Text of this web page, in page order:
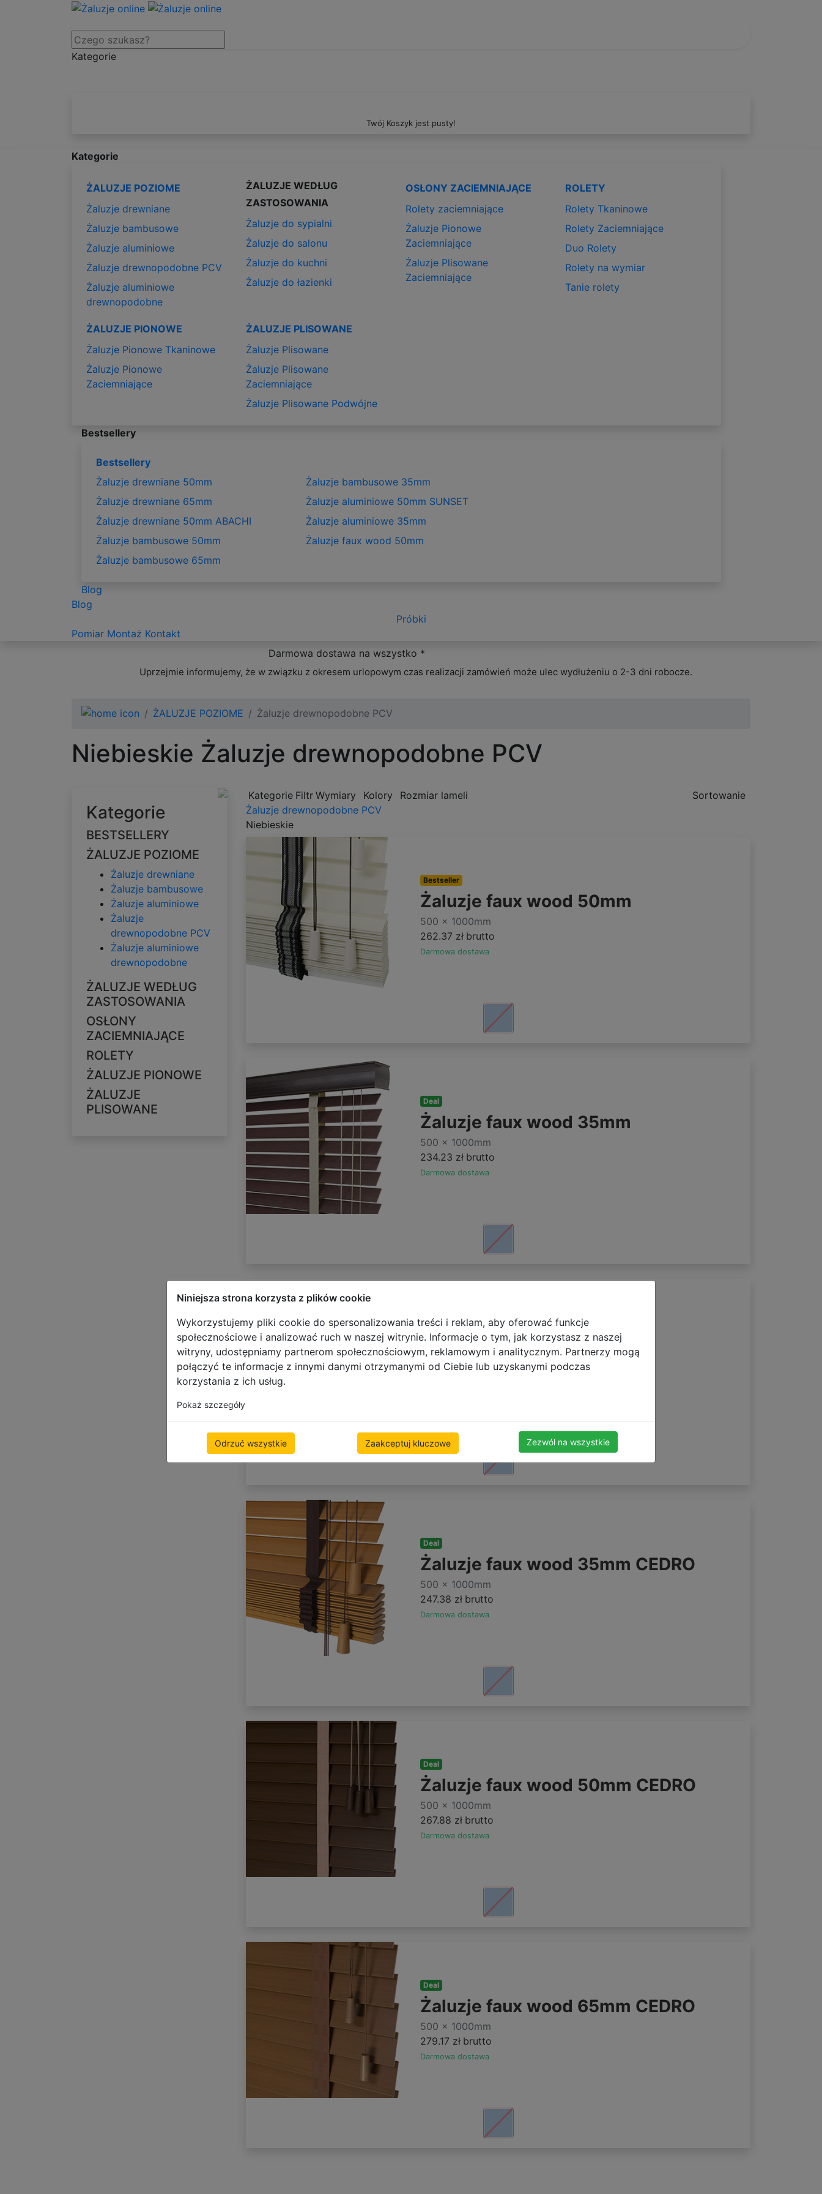
Niniejsza strona korzysta z plików cookie
Wykorzystujemy pliki cookie do spersonalizowania treści i reklam, aby oferować funkcje
społecznościowe i analizować ruch w naszej witrynie. Informacje o tym, jak korzystasz z naszej
witryny, udostępniamy partnerom społecznościowym, reklamowym i analitycznym. Partnerzy mogą
połączyć te informacje z innymi danymi otrzymanymi od Ciebie lub uzyskanymi podczas
korzystania z ich usług.
Pokaż szczegóły
Odrzuć wszystkie Zaakceptuj kluczowe Zezwól na wszystkie
Kategorie
Twój Koszyk jest pusty!
Kategorie
ŻALUZJE POZIOME
Żaluzje drewniane
Żaluzje bambusowe
Żaluzje aluminiowe
Żaluzje drewnopodobne PCV
Żaluzje aluminiowe
drewnopodobne
ŻALUZJE WEDŁUG
ZASTOSOWANIA
Żaluzje do sypialni
Żaluzje do salonu
Żaluzje do kuchni
Żaluzje do łazienki
OSŁONY ZACIEMNIAJĄCE
Rolety zaciemniające
Żaluzje Pionowe
Zaciemniające
Żaluzje Plisowane
Zaciemniające
ROLETY
Rolety Tkaninowe
Rolety Zaciemniające
Duo Rolety
Rolety na wymiar
Tanie rolety
ŻALUZJE PIONOWE
Żaluzje Pionowe Tkaninowe
Żaluzje Pionowe
Zaciemniające
ŻALUZJE PLISOWANE
Żaluzje Plisowane
Żaluzje Plisowane
Zaciemniające
Żaluzje Plisowane Podwójne
Bestsellery
Bestsellery
Żaluzje drewniane 50mm
Żaluzje drewniane 65mm
Żaluzje drewniane 50mm ABACHI
Żaluzje bambusowe 50mm
Żaluzje bambusowe 65mm
Żaluzje bambusowe 35mm
Żaluzje aluminiowe 50mm SUNSET
Żaluzje aluminiowe 35mm
Żaluzje faux wood 50mm
Blog
Blog
Próbki
Pomiar Montaż Kontakt
Darmowa dostawa na wszystko *
Uprzejmie informujemy, że w związku z okresem urlopowym czas realizacji zamówień może ulec wydłużeniu o 2-3 dni robocze.
ŻALUZJE POZIOME Żaluzje drewnopodobne PCV
Niebieskie Żaluzje drewnopodobne PCV
Kategorie
BESTSELLERY
ŻALUZJE POZIOME
Żaluzje drewniane
Żaluzje bambusowe
Żaluzje aluminiowe
Żaluzje
drewnopodobne PCV
Żaluzje aluminiowe
drewnopodobne
ŻALUZJE WEDŁUG
ZASTOSOWANIA
OSŁONY
ZACIEMNIAJĄCE
ROLETY
ŻALUZJE PIONOWE
ŻALUZJE
PLISOWANE
Kategorie Filtr Wymiary Kolory Rozmiar lameli
Sortowanie
Żaluzje drewnopodobne PCV
Niebieskie
Bestseller
Żaluzje faux wood 50mm
500 x 1000mm
262.37 zł brutto
Darmowa dostawa
Deal
Żaluzje faux wood 35mm
500 x 1000mm
234.23 zł brutto
Darmowa dostawa
Deal
Żaluzje faux wood 65mm
500 x 1000mm
Deal
Żaluzje faux wood 35mm CEDRO
500 x 1000mm
247.38 zł brutto
Darmowa dostawa
Deal
Żaluzje faux wood 50mm CEDRO
500 x 1000mm
267.88 zł brutto
Darmowa dostawa
Deal
Żaluzje faux wood 65mm CEDRO
500 x 1000mm
279.17 zł brutto
Darmowa dostawa